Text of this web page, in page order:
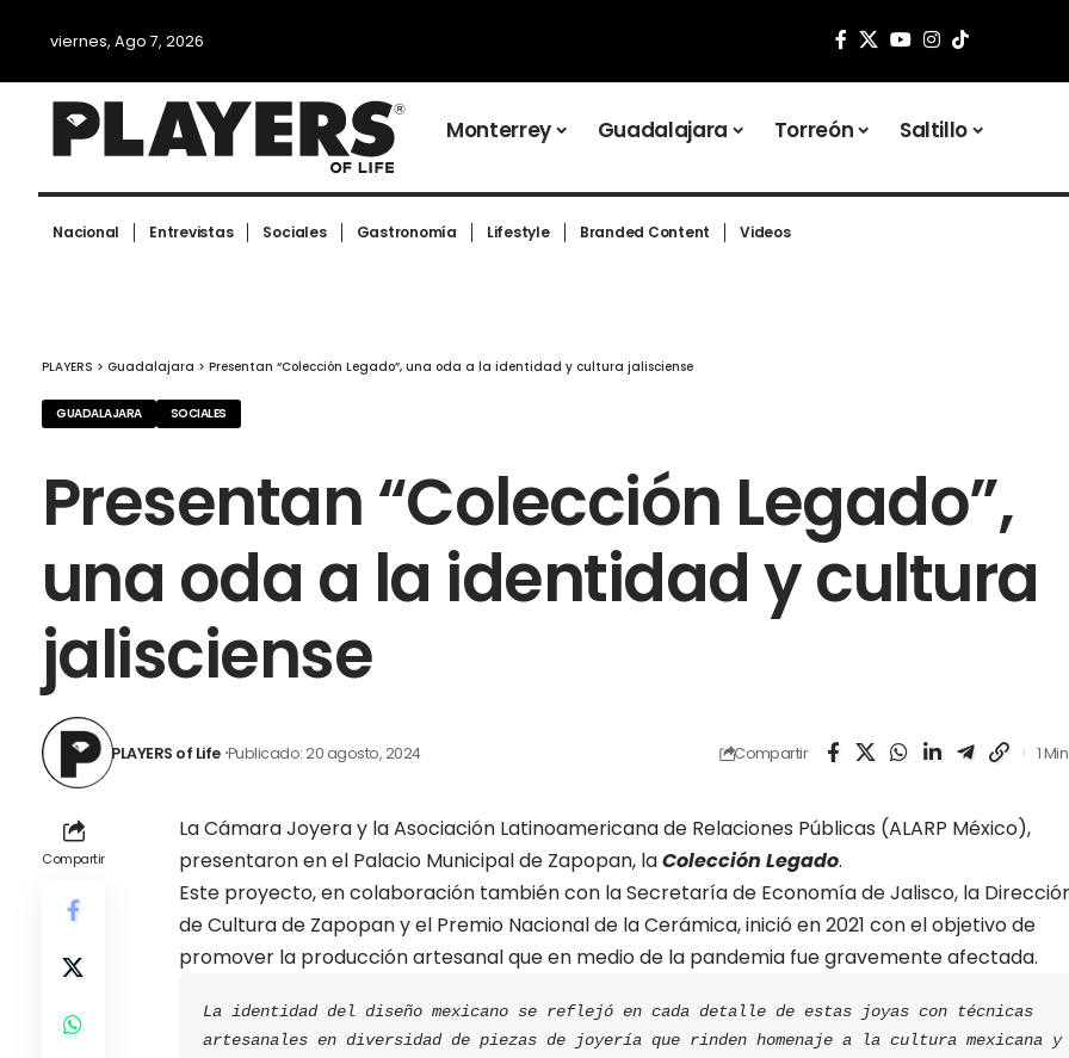
viernes, Ago 7, 2026
Monterrey Guadalajara Torreón Saltillo
Nacional Entrevistas Sociales Gastronomía Lifestyle Branded Content Videos
PLAYERS > Guadalajara > Presentan “Colección Legado”, una oda a la identidad y cultura jalisciense
GUADALAJARA SOCIALES
Presentan “Colección Legado”,
una oda a la identidad y cultura
jalisciense
PLAYERS of Life Publicado: 20 agosto, 2024 Compartir 1
Compartir
La Cámara Joyera y la Asociación Latinoamericana de Relaciones Públicas (ALARP México),
presentaron en el Palacio Municipal de Zapopan, laColección Legado.
Este proyecto, en colaboración también con la Secretaría de Economía de Jalisco, la
de Cultura de Zapopan y el Premio Nacional de la Cerámica, inició en 2021 con el objetivo de
promover la producción artesanal que en medio de la pandemia fue gravemente afectada.
La identidad del diseño mexicano se reflejó en cada detalle de estas joyas con técnicas
artesanales en diversidad de piezas de joyería que rinden homenaje a la cultura mexicana y